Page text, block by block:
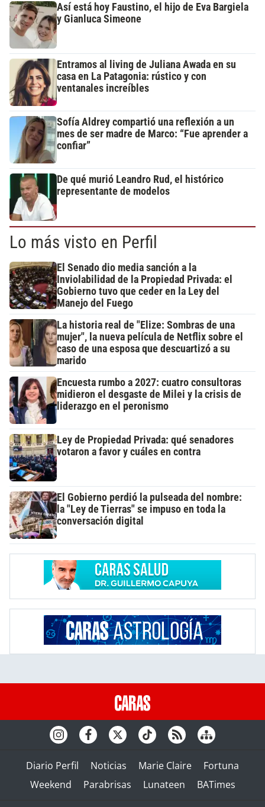
Así está hoy Faustino, el hijo de Eva Bargiela
y Gianluca Simeone
Entramos al living de Juliana Awada en su
casa en La Patagonia: rústico y con
ventanales increíbles
Sofía Aldrey compartió una reflexión a un
mes de ser madre de Marco: “Fue aprender a
confiar”
De qué murió Leandro Rud, el histórico
representante de modelos
Lo más visto en Perfil
El Senado dio media sanción a la
Inviolabilidad de la Propiedad Privada: el
Gobierno tuvo que ceder en la Ley del
Manejo del Fuego
La historia real de "Elize: Sombras de una
mujer", la nueva película de Netflix sobre el
caso de una esposa que descuartizó a su
marido
Encuesta rumbo a 2027: cuatro consultoras
midieron el desgaste de Milei y la crisis de
liderazgo en el peronismo
Ley de Propiedad Privada: qué senadores
votaron a favor y cuáles en contra
El Gobierno perdió la pulseada del nombre:
la "Ley de Tierras" se impuso en toda la
conversación digital
Diario Perfil Noticias Marie Claire
Fortuna
Weekend
Parabrisas Lunateen BATimes